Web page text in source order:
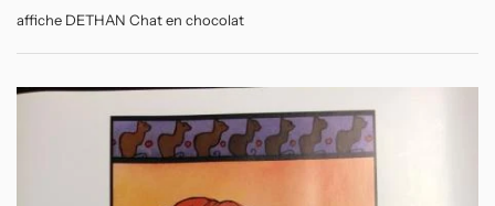
affiche DETHAN Chat en chocolat